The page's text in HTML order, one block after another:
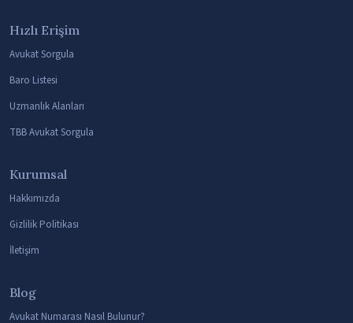
Hızlı Erişim
Avukat Sorgula
Baro Listesi
Uzmanlık Alanları
TBB Avukat Sorgula
Kurumsal
Hakkımızda
Gizlilik Politikası
İletişim
Blog
Avukat Numarası Nasıl Bulunur?